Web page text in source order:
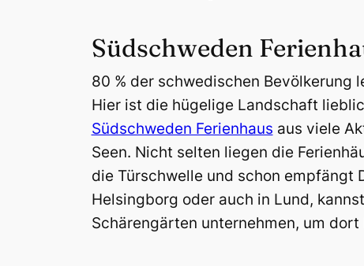
Südschweden
80 % der schwedischen Bevölkerung
Hier ist die hügelige Landschaft
Südschweden Ferienhaus aus viele
Seen. Nicht selten liegen die
die Türschwelle und schon empfängt
Helsingborg oder auch in Lund,
Schärengärten unternehmen, um